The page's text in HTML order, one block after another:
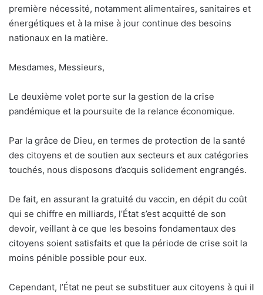
première nécessité, notamment alimentaires, sanitaires et
énergétiques et à la mise à jour continue des besoins
nationaux en la matière.
Mesdames, Messieurs,
Le deuxième volet porte sur la gestion de la crise
pandémique et la poursuite de la relance économique.
Par la grâce de Dieu, en termes de protection de la santé
des citoyens et de soutien aux secteurs et aux catégories
touchés, nous disposons d’acquis solidement engrangés.
De fait, en assurant la gratuité du vaccin, en dépit du coût
qui se chiffre en milliards, l’État s’est acquitté de son
devoir, veillant à ce que les besoins fondamentaux des
citoyens soient satisfaits et que la période de crise soit la
moins pénible possible pour eux.
Cependant, l’État ne peut se substituer aux citoyens à qui il